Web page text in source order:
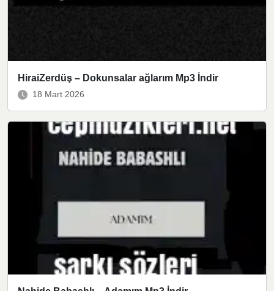
HiraiZerdüş – Dokunsalar ağlarım Mp3 İndir
18 Mart 2026